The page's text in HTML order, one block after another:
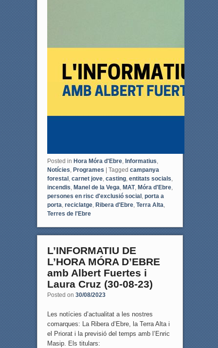
Posted in Hora Móra d'Ebre, Informatius,
Notícies, Programes Tagged campanya
forestal , carnet jove, casting, entitats socials,
incendis, Manel de la Vega, MAT, Móra d'Ebre,
persones en risc d'exclusió social , porta a
porta, reciclatge, Ribera d'Ebre, Terra Alta,
Terres de l'Ebre
L’INFORMATIU DE
L’HORA MÓRA D’EBRE
amb Albert Fuertes i
Laura Cruz (30-08-23)
Posted on 30/08/2023
Les notícies d’actualitat a les nostres
comarques: La Ribera d’Ebre, la Terra Alta i
el Priorat i la previsió del temps amb l’Enric
Masip. Els titulars: